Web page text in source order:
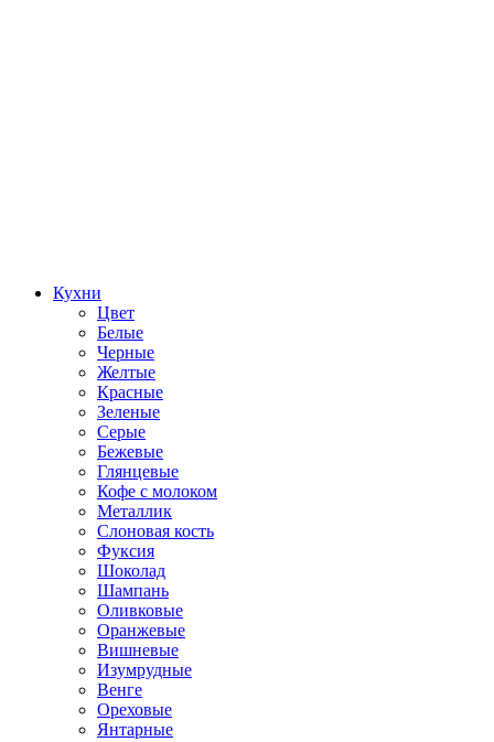
Кухни
Цвет
Белые
Черные
Желтые
Красные
Зеленые
Серые
Бежевые
Глянцевые
Кофе с молоком
Металлик
Слоновая кость
Фуксия
Шоколад
Шампань
Оливковые
Оранжевые
Вишневые
Изумрудные
Венге
Ореховые
Янтарные